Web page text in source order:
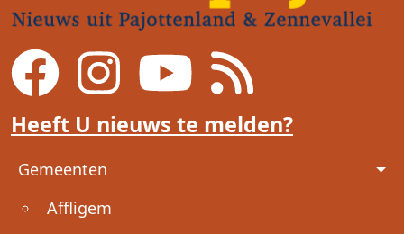
Heeft U nieuws te melden?
Voet
Gemeenten
Affligem